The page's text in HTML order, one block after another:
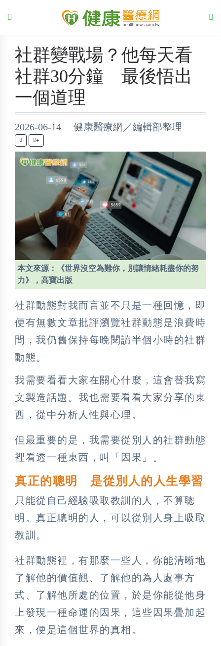
社群變戰場？他每天看
社群30分鐘 最後悟出
一個道理
2026-06-14 健康醫療網／編輯部整理
+
本文來源：《世界沒空為難你，別讓情緒耗盡你的努
力》，高寶出版
社群動態對我而言並不只是一種回憶，即
便有無數文章批評瀏覽社群動態是浪費時
間，我仍舊保持每晚閱讀半個小時的社群
動態。
我需要看看大家在關心什麼，這會替我寫
文製造話題。我也需要看看大家分享的東
西，從中分析人性與心理。
但最重要的是，我需要從別人的社群動態
裡看透一種東西，叫「因果」。
真正的聰明 是從別人的人生學習
只能從自己經驗吸取教訓的人，不算聰
明。真正聰明的人，可以從別人身上吸取
教訓。
社群動態裡，有那麼一些人，你能清晰地
了解他的價值觀、了解他的為人處事方
式、了解他所處的位置，於是你能從他身
上發現一種命運的因果，這些因果疊加起
來，便是這個世界的真相。